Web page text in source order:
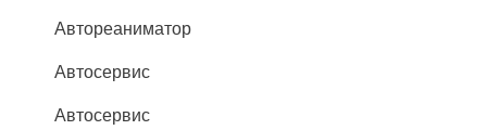
Автореаниматор
Автосервис
Автосервис